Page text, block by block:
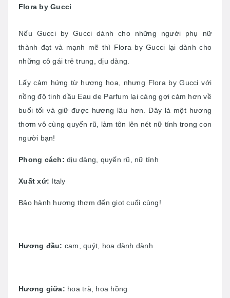
Flora by Gucci
Nếu Gucci by Gucci dành cho những người phụ nữ
thành đạt và mạnh mẽ thì Flora by Gucci lại dành cho
những cô gái trẻ trung, dịu dàng.
Lấy cảm hứng từ hương hoa, nhưng Flora by Gucci với
nồng độ tinh dầu Eau de Parfum lại càng gợi cảm hơn về
buổi tối và giữ được hương lâu hơn. Đây là một hương
thơm vô cùng quyến rũ, làm tôn lên nét nữ tính trong con
người bạn!
Phong cách: dịu dàng, quyến rũ, nữ tính
Xuất xứ: Italy
Bảo hành hương thơm đến giọt cuối cùng!
Hương đầu: cam, quýt, hoa dành dành
Hương giữa: hoa trà, hoa hồng